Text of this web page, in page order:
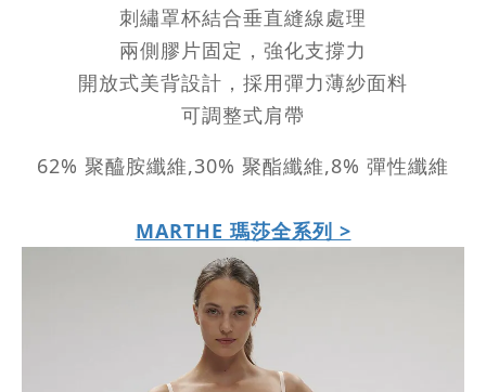
刺繡罩杯結合垂直縫線處理
兩側膠片固定，強化支撐力
開放式美背設計，採用彈力薄紗面料
可調整式肩帶
62% 聚醯胺纖維,30% 聚酯纖維,8% 彈性纖維
MARTHE 瑪莎全系列 >